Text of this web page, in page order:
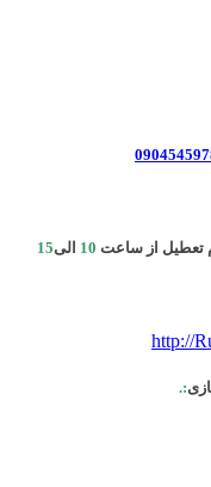
تعطیل از ساعت 10 الی15
http://
:.